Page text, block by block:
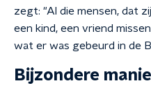
zegt: "Al die mensen, dat
een kind, een vriend
wat er was gebeurd in de
Bijzondere